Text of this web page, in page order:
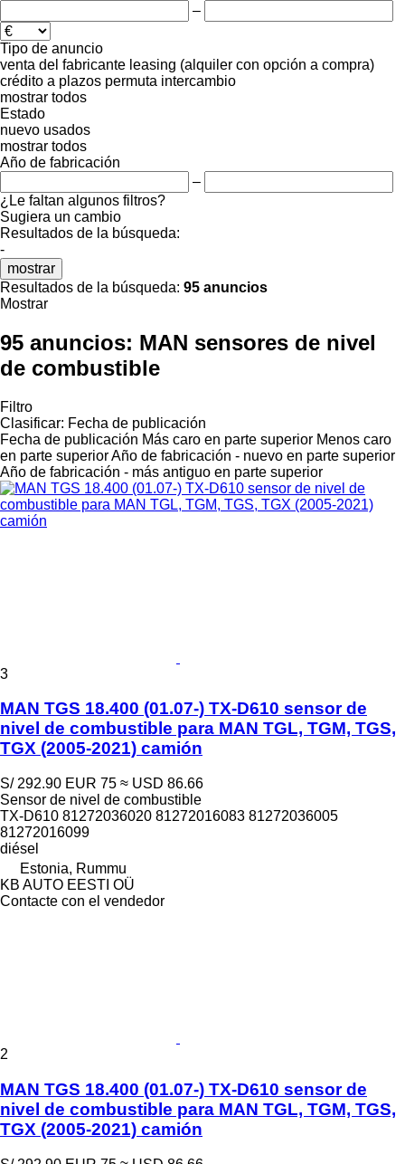
–
Tipo de anuncio
venta del fabricante leasing (alquiler con opción a compra)
crédito a plazos permuta intercambio
mostrar todos
Estado
nuevo usados
mostrar todos
Año de fabricación
–
¿Le faltan algunos filtros?
Sugiera un cambio
Resultados de la búsqueda:
-
mostrar
Resultados de la búsqueda: 95 anuncios
Mostrar
95 anuncios: MAN sensores de nivel
de combustible
Filtro
Clasificar: Fecha de publicación
Fecha de publicación Más caro en parte superior Menos caro
en parte superiorAño de fabricación - nuevo en parte superior
Año de fabricación - más antiguo en parte superior
3
MAN TGS 18.400 (01.07-) TX-D610 sensor de
nivel de combustible para MAN TGL, TGM, TGS,
TGX (2005-2021) camión
S/ 292.90 EUR 75 ≈ USD 86.66
Sensor de nivel de combustible
TX-D610 81272036020 81272016083 81272036005
81272016099
diésel
Estonia, Rummu
KB AUTO EESTI OÜ
Contacte con el vendedor
2
MAN TGS 18.400 (01.07-) TX-D610 sensor de
nivel de combustible para MAN TGL, TGM, TGS,
TGX (2005-2021) camión